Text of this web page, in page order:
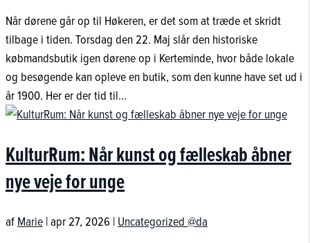
Når dørene går op til Høkeren, er det som at træde et skridt
tilbage i tiden. Torsdag den 22. Maj slår den historiske
købmandsbutik igen dørene op i Kerteminde, hvor både lokale
og besøgende kan opleve en butik, som den kunne have set ud i
år 1900. Her er der tid til...
KulturRum: Når kunst og fælleskab åbner
nye veje for unge
af Marie |apr 27, 2026 | Uncategorized @da